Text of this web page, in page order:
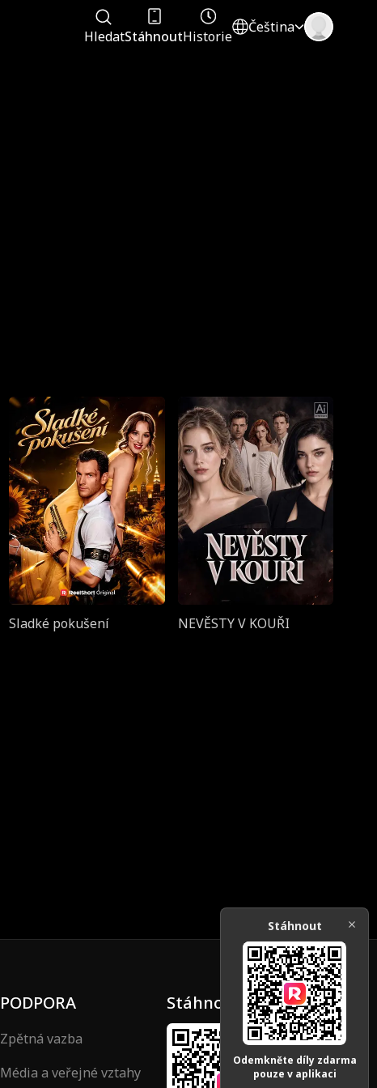
HledatStáhnoutHistorie
Čeština
Sladké pokušení NEVĚSTY V KOUŘI
PODPORA
Zpětná vazba
Média a veřejné vztahy
Stáhnout
Stáhnout
Odemkněte díly zdarma
pouze v aplikaci